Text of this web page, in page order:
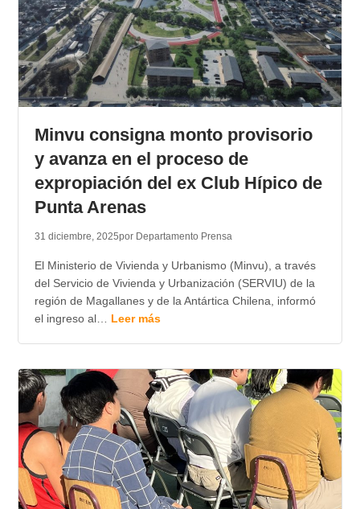
Minvu consigna monto provisorio
y avanza en el proceso de
expropiación del ex Club Hípico de
Punta Arenas
31 diciembre, 2025por Departamento Prensa
El Ministerio de Vivienda y Urbanismo (Minvu), a través
del Servicio de Vivienda y Urbanización (SERVIU) de la
región de Magallanes y de la Antártica Chilena, informó
el ingreso al… Leer más